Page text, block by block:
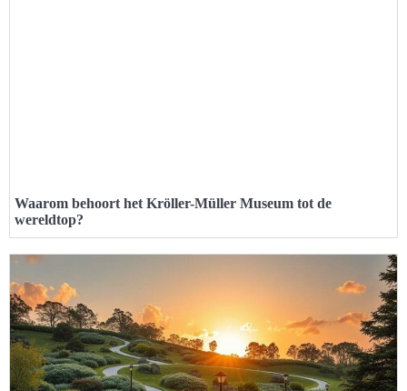
Waarom behoort het Kröller-Müller Museum tot de
wereldtop?